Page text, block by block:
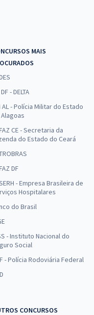
colocar o que foi
treine e aplique
plataforma completa,
e encontrar questões
você pode optar por
com o auxílio de
O Gran oferece
e muito mais para
MAIS
- DELTA
AL - Polícia Militar do Estado
CE - Secretaria da
do Estado do Ceará
DF
- Empresa Brasileira de
Hospitalares
do Brasil
- Instituto Nacional do
Social
- Polícia Rodoviária Federal
CONCURSOS